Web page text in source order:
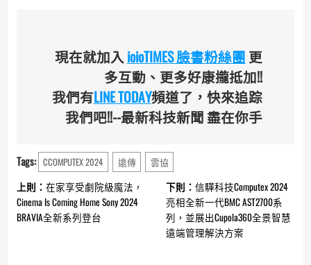
現在就加入ioioTIMES 臉書粉絲團更
多互動、更多好康攏抵加!!
我們有LINE TODAY頻道了，快來追踪
我們吧!!--最新科技新聞 盡在你手
Tags: CCOMPUTEX 2024 遠傳 雲協
Continue
Reading
上則： 在家享受劇院級魔法，
Cinema Is Coming Home Sony 2024
BRAVIA全新系列登台
下則： 信驊科技Computex 2024
亮相全新一代BMC AST2700系
列，並展出Cupola360全景智慧
遠端管理解決方案